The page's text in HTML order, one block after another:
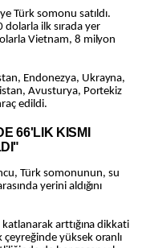
Türk somonu satıldı.
ilk sırada yer
Vietnam, 8 milyon
Endonezya, Ukrayna,
Avusturya, Portekiz
edildi.
66'LIK KISMI
Türk somonunun, su
yerini aldığını
katlanarak arttığına dikkati
çeyreğinde yüksek oranlı